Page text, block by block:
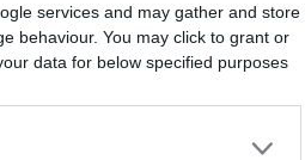
services and may gather and store
behaviour. You may click to grant or
data for below specified purposes